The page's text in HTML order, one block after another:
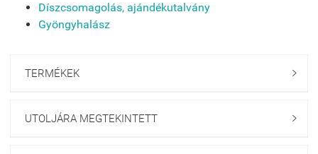
Díszcsomagolás, ajándékutalvány
Gyöngyhalász
TERMÉKEK 
UTOLJÁRA MEGTEKINTETT 